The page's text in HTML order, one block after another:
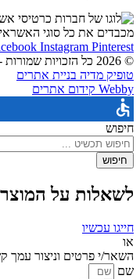
מכבדים את כל סוגי האשראי
Instagram Pinterest
© 2026 כל הזכויות שמורות - זיו אור תכשיטים
טופיק מדיה בניית אתרים
Webby קידום אתרים
חיפוש
חיפוש
לשאלות על המוצר
חייגו עכשיו
או
השאר/י פרטים וניצור עמך
שם